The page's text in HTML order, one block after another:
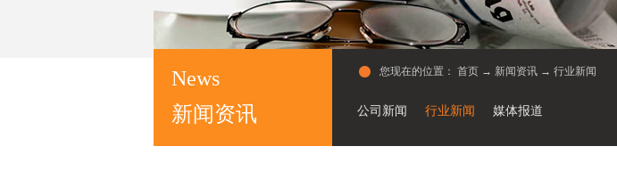
新闻资讯
News
公司新闻 行业新闻 媒体报道
您现在的位置： 首页 → 新闻资讯 → 行业新闻